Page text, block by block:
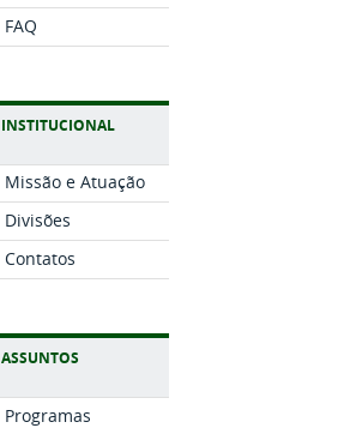
FAQ
INSTITUCIONAL
Missão e Atuação
Divisões
Contatos
ASSUNTOS
Programas